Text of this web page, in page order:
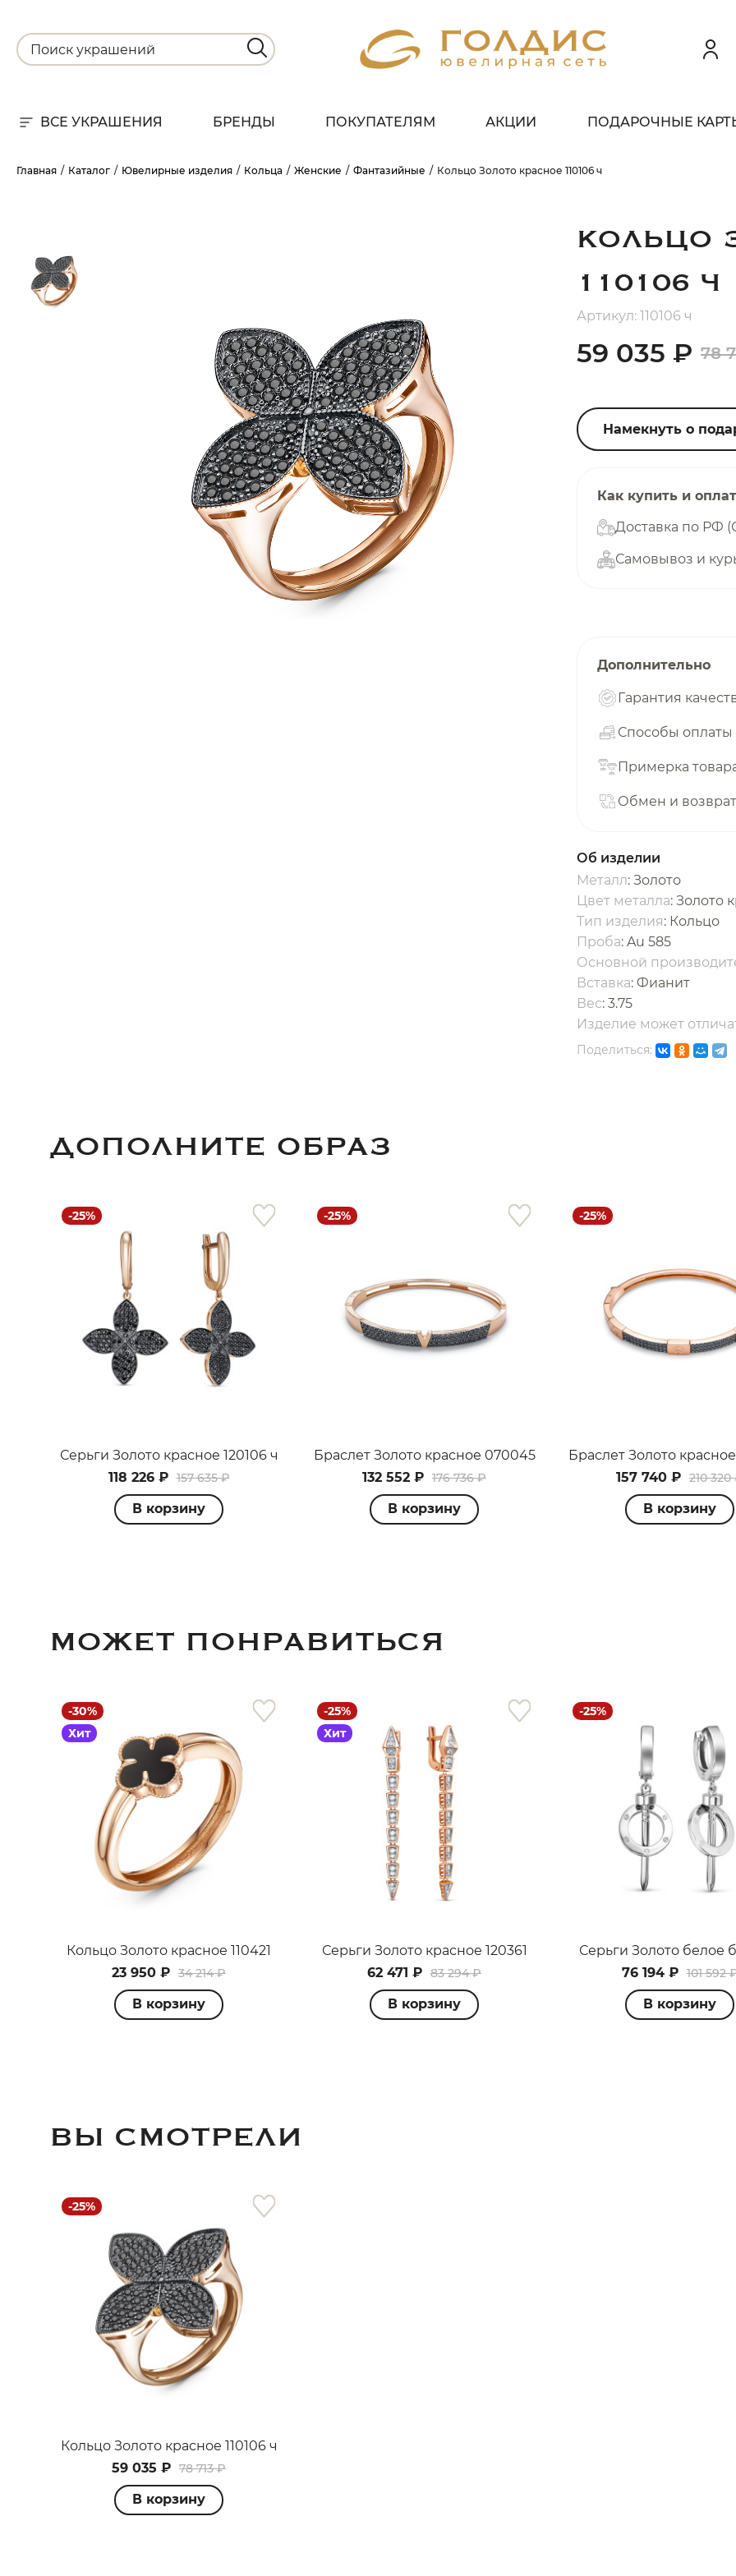
ВСЕ УКРАШЕНИЯ БРЕНДЫ ПОКУПАТЕЛЯМ АКЦИИ ПОДАРОЧНЫЕ
Главная Каталог Ювелирные изделия Кольца Женские Фантазийные Кольцо Золото красное 110106 ч
КОЛЬЦО
110106 Ч
Артикул: 110106 ч
59 035 ₽ 78
Намекнуть о
Как купить и
Доставка по РФ
Самовывоз и
Дополнительно
Гарантия
Способы оплаты
Примерка
Обмен и возврат
Об изделии
Металл: Золото
Цвет металла: Золото
Тип изделия: Кольцо
Проба: Au 585
Основной
Вставка: Фианит
Вес: 3.75
Изделие может
Поделиться:
ДОПОЛНИТЕ ОБРАЗ
-25%
Серьги Золото красное 120106 ч
118 226 ₽ 157 635 ₽
В корзину
-25%
Браслет Золото красное 070045
132 552 ₽ 176 736 ₽
В корзину
-25%
157 740 ₽ 210 320
В корзину
МОЖЕТ ПОНРАВИТЬСЯ
-30%
Хит
Кольцо Золото красное 110421
23 950 ₽ 34 214 ₽
В корзину
-25%
Хит
Серьги Золото красное 120361
62 471 ₽ 83 294 ₽
В корзину
-25%
Серьги Золото белое
76 194 ₽ 101 592
В корзину
ВЫ СМОТРЕЛИ
-25%
Кольцо Золото красное 110106 ч
59 035 ₽ 78 713 ₽
В корзину
БЕЗ ПЕРЕПЛАТ
Сегодня
25%
Добавляйте товары в корзину
Оплачивайте сегодня только
каждые 2 недели
раз в 2
Остались вопросы?
8 800 302-02-51
plait.ru